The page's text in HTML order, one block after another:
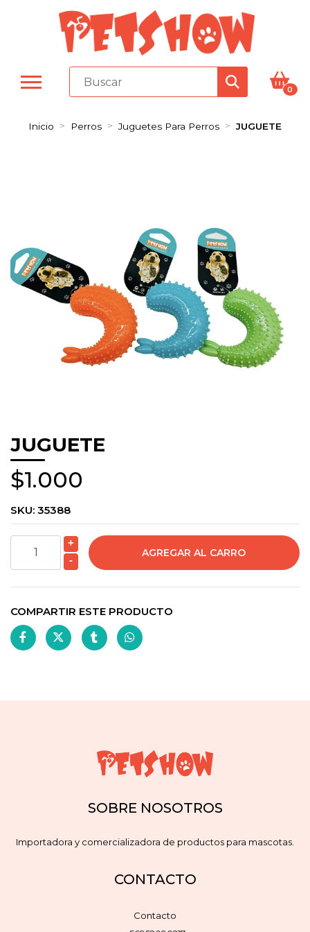
0
Inicio Perros Juguetes Para Perros JUGUETE
JUGUETE
$1.000
SKU: 35388
+
-
COMPARTIR ESTE PRODUCTO
SOBRE NOSOTROS
Importadora y comercializadora de productos para mascotas.
CONTACTO
Contacto